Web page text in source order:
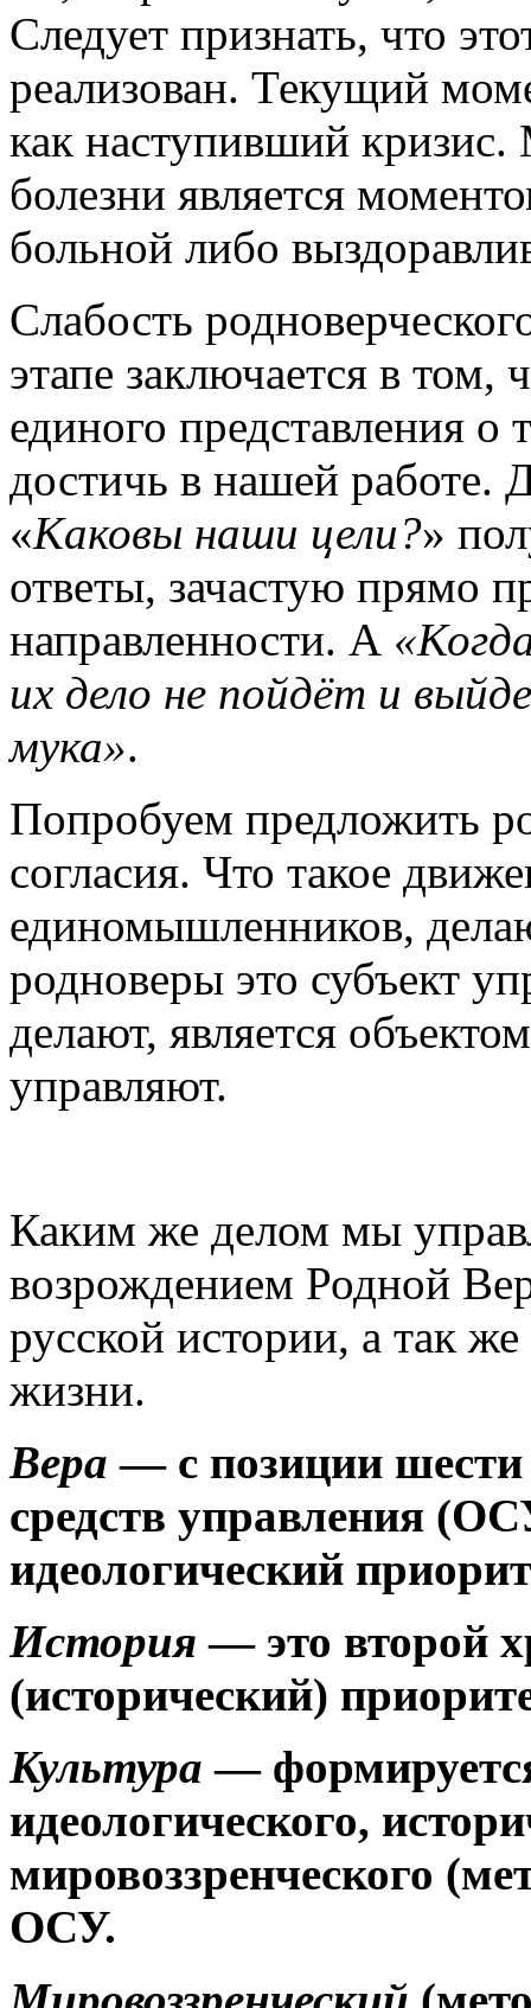
Следует признать, что
реализован. Текущий
как наступивший
болезни является
больной либо
Слабость
этапе заключается в том,
единого представления
достичь в нашей работе.
«Каковы наши цели?»
ответы, зачастую прямо
направленности. А
их дело не пойдёт и
мука».
Попробуем предложить
согласия. Что такое
единомышленников,
родноверы это субъект
делают, является
управляют.
Каким же делом мы
возрождением Родной
русской истории, а так
жизни.
Вера —с позиции
средств управления
идеологический
История —это второй
(исторический)
Культура —
идеологического,
мировоззренческого
ОСУ.